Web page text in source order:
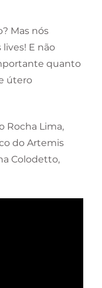
Mas nós
E não
quanto
útero
Rocha Lima,
do Artemis
Colodetto,